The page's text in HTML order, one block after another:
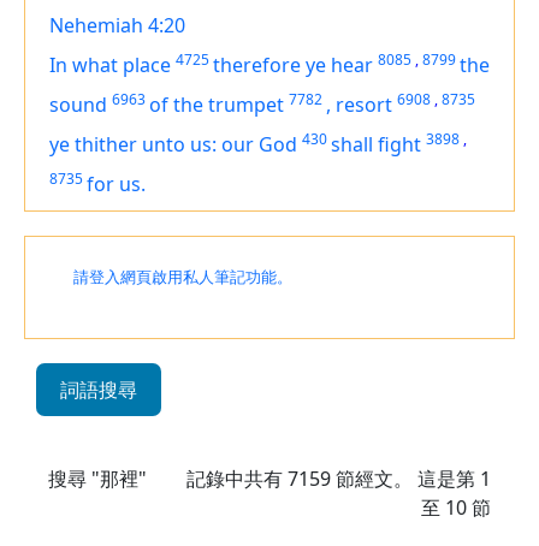
Nehemiah 4:20
In what place 4725thereforeye hear 8085 ,8799the
sound 6963of the trumpet 7782 , resort 6908 ,8735
ye thither unto us: our God 430shall fight 3898 ,
8735for us.
請登入網頁啟用私人筆記功能。
詞語搜尋
搜尋 "那裡" 記錄中共有7159節經文。 這是第 1
至 10 節